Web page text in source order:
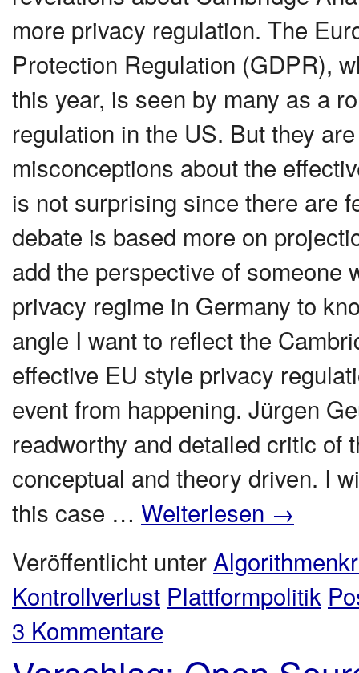
more privacy regulation. The
Protection Regulation (GDPR),
this year, is seen by many as a
regulation in the US. But they
misconceptions about the
is not surprising since there are
debate is based more on
add the perspective of someone
privacy regime in Germany to
angle I want to reflect the
effective EU style privacy
event from happening. Jürgen
readworthy and detailed critic of
conceptual and theory driven. I
this case … Weiterlesen →
Veröffentlicht unter
Kontrollverlust Plattformpolitik
3 Kommentare